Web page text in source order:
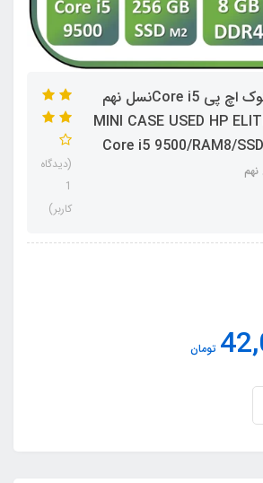
مینی کامپیوتر استوک اچ پی Core i5نسل نهم
MINI CASE USED HP
Core i5 9500/RAM8/
(دیدگاه
1
کاربر)
تومان